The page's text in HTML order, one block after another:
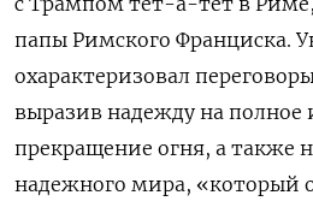
папы Римского Франциска.
охарактеризовал
выразив надежду на полное
прекращение огня, а также
надежного мира, «который